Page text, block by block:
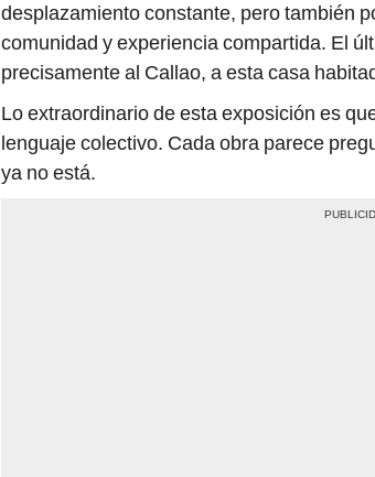
desplazamiento constante, pero también
comunidad y experiencia compartida. El
precisamente al Callao, a esta casa
Lo extraordinario de esta exposición es
lenguaje colectivo. Cada obra parece
ya no está.